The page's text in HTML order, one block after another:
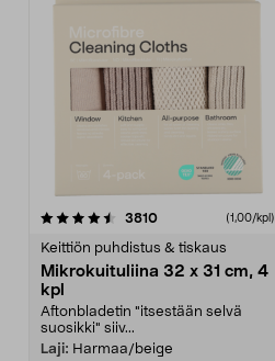
3810arvostelut (1,00/kpl)
Keittiön puhdistus & tiskaus
Mikrokuituliina 32 x 31 cm, 4
kpl
Aftonbladetin "itsestään selvä
suosikki" siiv...
Laji: Harmaa/beige
4.5viidestä